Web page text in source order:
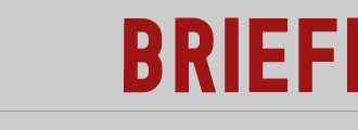
Briefing: Todas as notícias